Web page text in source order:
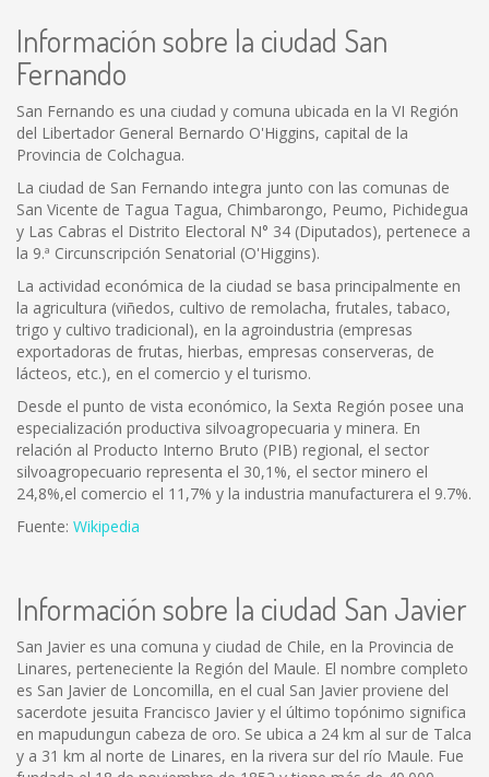
Información sobre la ciudad San
Fernando
San Fernando es una ciudad y comuna ubicada en la VI Región
del Libertador General Bernardo O'Higgins, capital de la
Provincia de Colchagua.
La ciudad de San Fernando integra junto con las comunas de
San Vicente de Tagua Tagua, Chimbarongo, Peumo, Pichidegua
y Las Cabras el Distrito Electoral N° 34 (Diputados), pertenece a
la 9.ª Circunscripción Senatorial (O'Higgins).
La actividad económica de la ciudad se basa principalmente en
la agricultura (viñedos, cultivo de remolacha, frutales, tabaco,
trigo y cultivo tradicional), en la agroindustria (empresas
exportadoras de frutas, hierbas, empresas conserveras, de
lácteos, etc.), en el comercio y el turismo.
Desde el punto de vista económico, la Sexta Región posee una
especialización productiva silvoagropecuaria y minera. En
relación al Producto Interno Bruto (PIB) regional, el sector
silvoagropecuario representa el 30,1%, el sector minero el
24,8%,el comercio el 11,7% y la industria manufacturera el 9.7%.
Fuente: Wikipedia
Información sobre la ciudad San Javier
San Javier es una comuna y ciudad de Chile, en la Provincia de
Linares, perteneciente la Región del Maule. El nombre completo
es San Javier de Loncomilla, en el cual San Javier proviene del
sacerdote jesuita Francisco Javier y el último topónimo significa
en mapudungun cabeza de oro. Se ubica a 24 km al sur de Talca
y a 31 km al norte de Linares, en la rivera sur del río Maule. Fue